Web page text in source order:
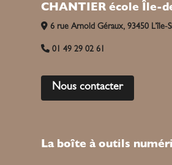
CHANTIER école Île-
6 rue Arnold Géraux, 93450 L’île-
01 49 29 02 61
Nous contacter
La boîte à outils